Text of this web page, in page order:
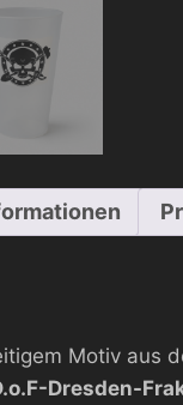
Motiv aus
Dresden-